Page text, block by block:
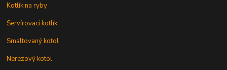
Kotlík na ryby
Servírovací kotlík
Smaltovaný kotol
Nerezový kotol